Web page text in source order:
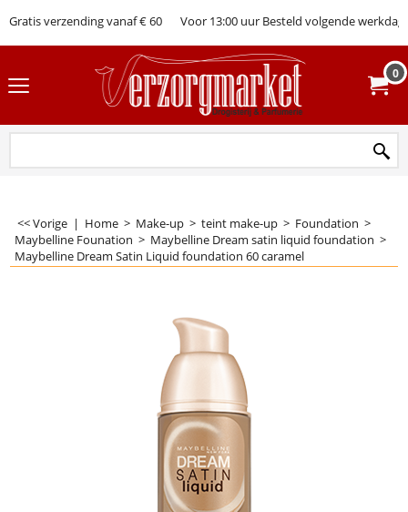
Gratis verzending vanaf € 60 Voor 13:00 uur Besteld volgende werkdag
0
<< Vorige | Home > Make-up > teint make-up > Foundation >
Maybelline Founation > Maybelline Dream satin liquid foundation >
Maybelline Dream Satin Liquid foundation 60 caramel